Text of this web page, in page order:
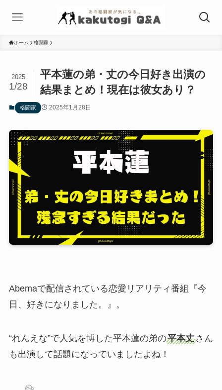
ホーム 格闘家
平本蓮の弟・丈の今日好き出演の
結果まとめ！現在は彼女あり？
2025
1/28
格闘家 2025年1月28日
Abemaで配信されている恋愛リアリティ番組『今
日、好きになりました。』。
“れんえな”で人気を博した平本蓮の弟の平本丈さん
も出演して話題になっていましたよね！